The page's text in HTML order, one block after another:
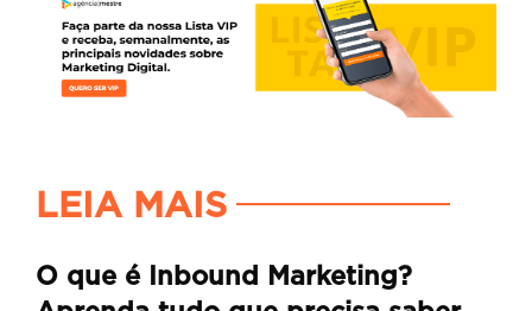
LEIA MAIS
O que é Inbound Marketing?